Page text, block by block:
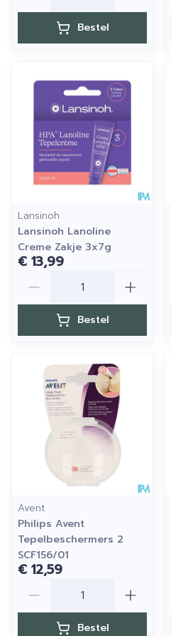
Bestel
Lansinoh
Lansinoh Lanoline
Creme Zakje 3x7g
€ 13,99
Bestel
Avent
Philips Avent
Tepelbeschermers 2
SCF156/01
€ 12,59
Bestel